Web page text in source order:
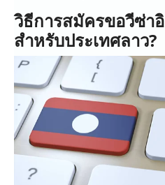
วิธีการสมัครขอวีซ่า
สำหรับประเทศลาว?